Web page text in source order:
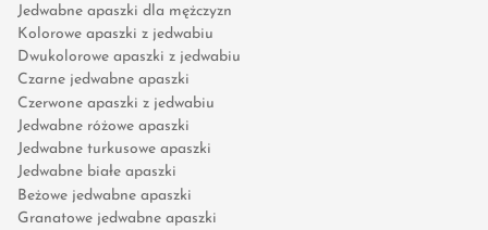
Jedwabne apaszki dla mężczyzn
Kolorowe apaszki z jedwabiu
Dwukolorowe apaszki z jedwabiu
Czarne jedwabne apaszki
Czerwone apaszki z jedwabiu
Jedwabne różowe apaszki
Jedwabne turkusowe apaszki
Jedwabne białe apaszki
Beżowe jedwabne apaszki
Granatowe jedwabne apaszki